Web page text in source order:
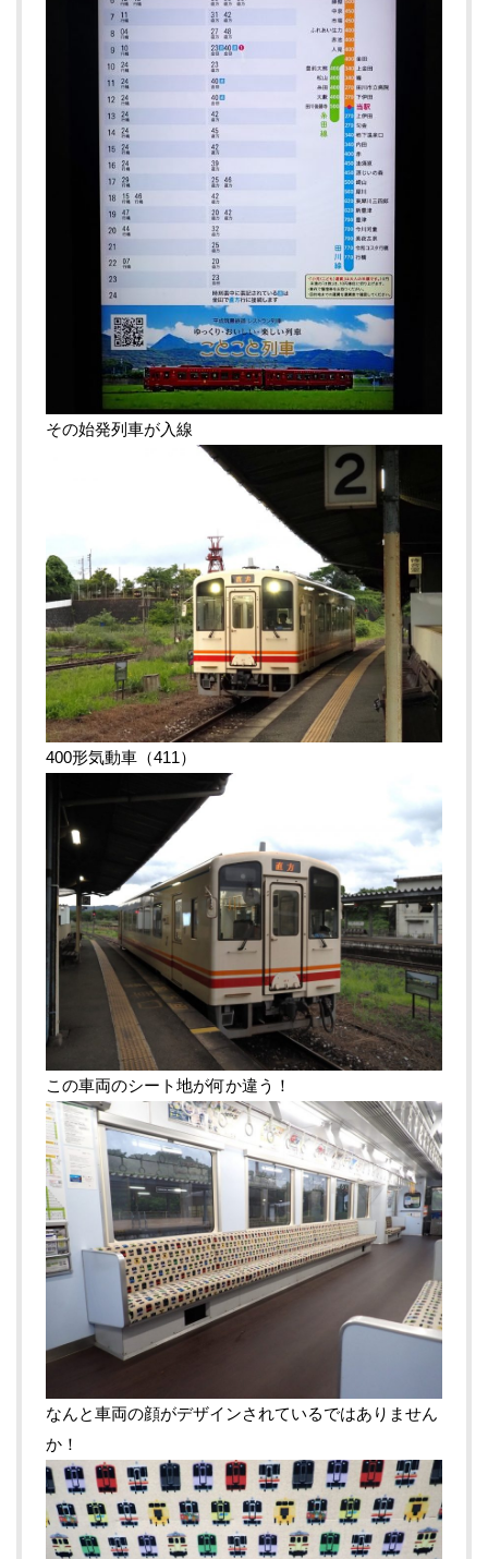
その始発列車が入線
400形気動車（411）
この車両のシート地が何か違う！
なんと車両の顔がデザインされているではありません
か！